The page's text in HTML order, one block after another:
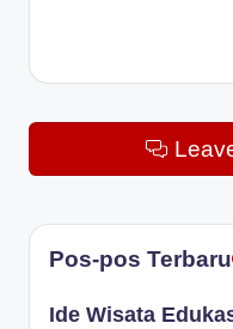
Pos-pos Terbaru
Ide Wisata